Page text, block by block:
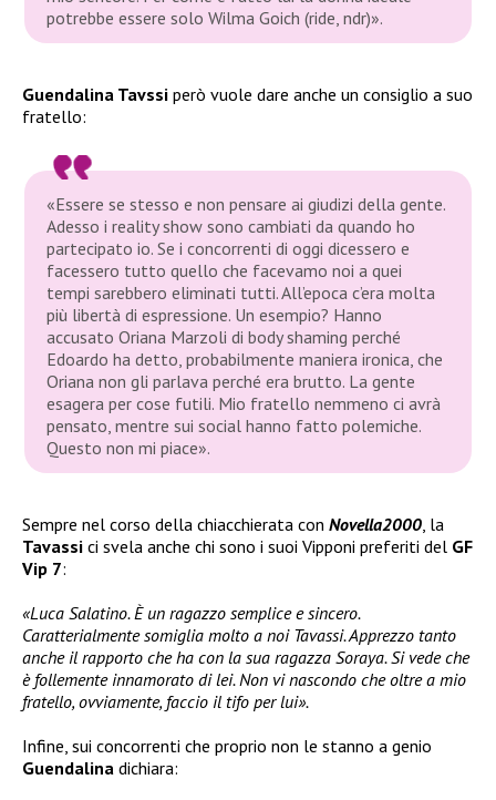
potrebbe essere solo Wilma Goich (ride, ndr)».
Guendalina Tavssi però vuole dare anche un consiglio a suo
fratello:
«Essere se stesso e non pensare ai giudizi della gente.
Adesso i reality show sono cambiati da quando ho
partecipato io. Se i concorrenti di oggi dicessero e
facessero tutto quello che facevamo noi a quei
tempi sarebbero eliminati tutti. All’epoca c’era molta
più libertà di espressione. Un esempio? Hanno
accusato Oriana Marzoli di body shaming perché
Edoardo ha detto, probabilmente maniera ironica, che
Oriana non gli parlava perché era brutto. La gente
esagera per cose futili. Mio fratello nemmeno ci avrà
pensato, mentre sui social hanno fatto polemiche.
Questo non mi piace».
Sempre nel corso della chiacchierata con Novella2000, la
Tavassi ci svela anche chi sono i suoi Vipponi preferiti del GF
Vip 7:
«Luca Salatino. È un ragazzo semplice e sincero.
Caratterialmente somiglia molto a noi Tavassi. Apprezzo tanto
anche il rapporto che ha con la sua ragazza Soraya. Si vede che
è follemente innamorato di lei. Non vi nascondo che oltre a mio
fratello, ovviamente, faccio il tifo per lui».
Infine, sui concorrenti che proprio non le stanno a genio
Guendalina dichiara: